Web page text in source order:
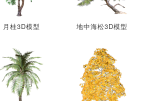
月桂3D模型 地中海松3D模型